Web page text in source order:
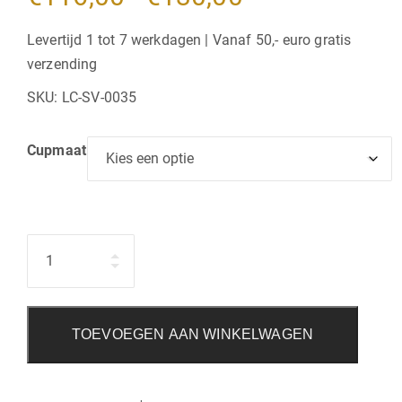
€116,00
€130,00
Levertijd 1 tot 7 werkdagen | Vanaf 50,- euro gratis
verzending
SKU: LC-SV-0035
Cupmaat
TOEVOEGEN AAN WINKELWAGEN